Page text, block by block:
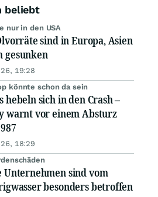
beliebt
nur in den USA
sind in Europa, Asien
gesunken
19:28
könnte schon da sein
hebeln sich in den Crash –
warnt vor einem Absturz
18:29
Unternehmen sind vom
besonders betroffen